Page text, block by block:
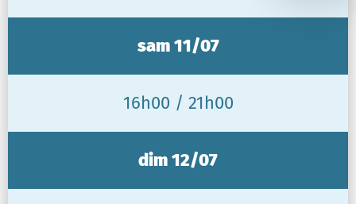
sam 11/07
16h00 / 21h00
dim 12/07